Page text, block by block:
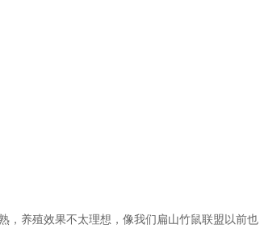
，养殖效果不太理想，像我们扁山竹鼠联盟以前也